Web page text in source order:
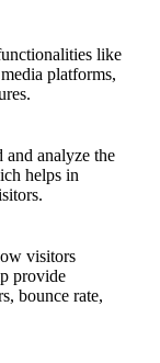
like
platforms,
and analyze the
helps in
visitors
provide
bounce rate,